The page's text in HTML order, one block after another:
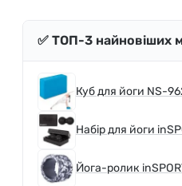
✅ ТОП-3 найновіших
Куб для йоги NS-
Набір для йоги
Йога-ролик